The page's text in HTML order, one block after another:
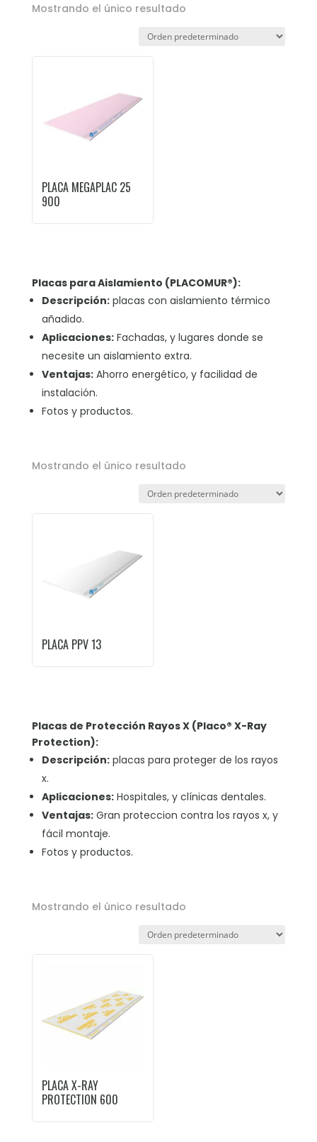
Mostrando el único resultado
PLACA MEGAPLAC 25
900
Placas para Aislamiento (PLACOMUR®):
Descripción:placas con aislamiento térmico
añadido.
Aplicaciones:Fachadas, y lugares donde se
necesite un aislamiento extra.
Ventajas:Ahorro energético, y facilidad de
instalación.
Fotos y productos.
Mostrando el único resultado
PLACA PPV 13
Placas de Protección Rayos X (Placo® X-Ray
Protection):
Descripción:placas para proteger de los rayos
x.
Aplicaciones:Hospitales, y clínicas dentales.
Ventajas:Gran proteccion contra los rayos x, y
fácil montaje.
Fotos y productos.
Mostrando el único resultado
PLACA X-RAY
PROTECTION 600